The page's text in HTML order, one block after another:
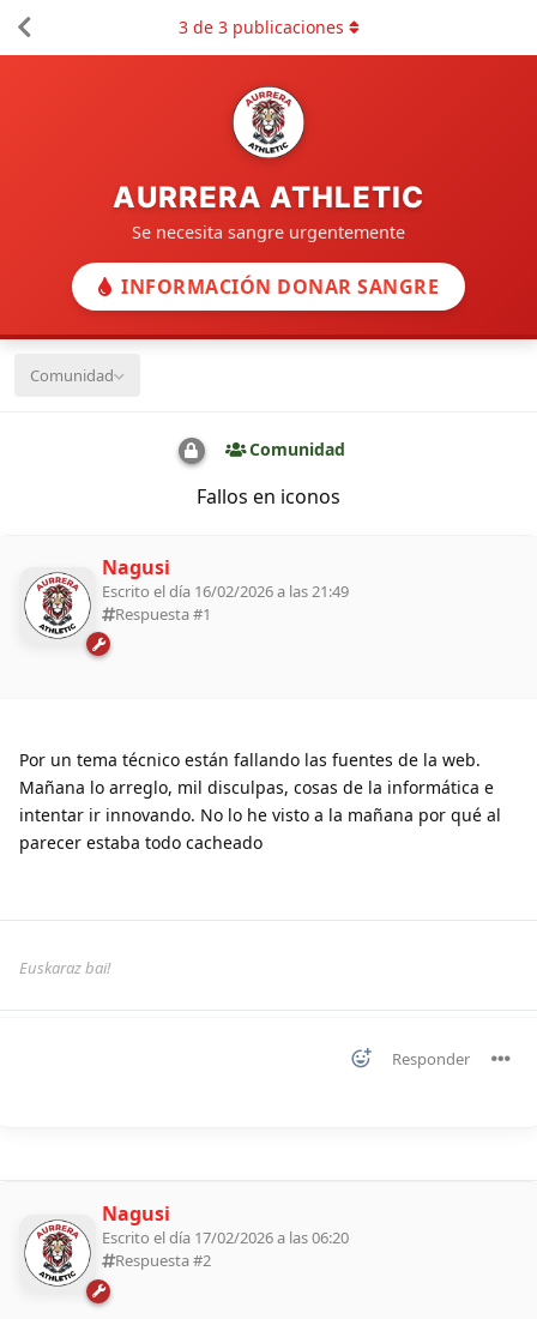
AURRERA ATHLETIC
Se necesita sangre urgentemente
INFORMACIÓN DONAR SANGRE
Comunidad
Comunidad
Fallos en iconos
3de 3publicaciones
Nagusi
Escrito el día 16/02/2026 a las 21:49
Respuesta #1
Por un tema técnico están fallando las fuentes de la web.
Mañana lo arreglo, mil disculpas, cosas de la informática e
intentar ir innovando. No lo he visto a la mañana por qué al
parecer estaba todo cacheado
Euskaraz bai!
Responder
Nagusi
Escrito el día 17/02/2026 a las 06:20
Respuesta #2